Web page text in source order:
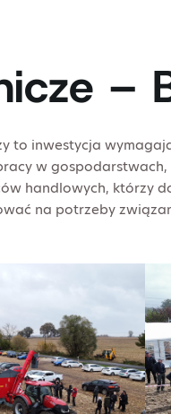
–
to inwestycja
w
handlowych, którzy
na potrzeby